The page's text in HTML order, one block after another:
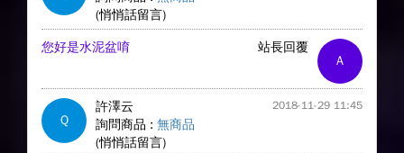
(悄悄話留言)
A
站長回覆
您好是水泥盆唷
Q
許澤云 2018-11-29 11:45
詢問商品 : 無商品
(悄悄話留言)